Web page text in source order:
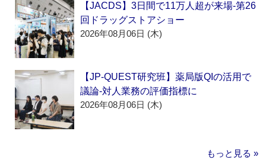
【JACDS】3日間で11万人超が来場‐第26
回ドラッグストアショー
2026年08月06日 (木)
【JP-QUEST研究班】薬局版QIの活用で
議論‐対人業務の評価指標に
2026年08月06日 (木)
もっと見る »